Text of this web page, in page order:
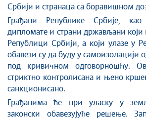
Србији и странаца са боравишном
Грађани Републике Србије,
дипломате и страни држављани који
Републици Србији, а који улазе у
обавези су да буду у самоизолацији
под кривичном одговорношћу.
стриктно контролисана и њено
санкционисано.
Грађанима ће при уласку у
законски обавезујуће решење.